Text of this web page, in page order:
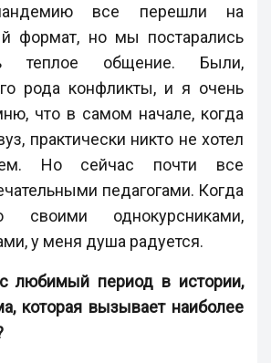
все перешли на
формат, но мы постарались
теплое общение. Были,
рода конфликты, и я очень
что в самом начале, когда
практически никто не хотел
Но сейчас почти все
педагогами. Когда
однокурсниками,
у меня душа радуется.
любимый период в истории,
которая вызывает наиболее